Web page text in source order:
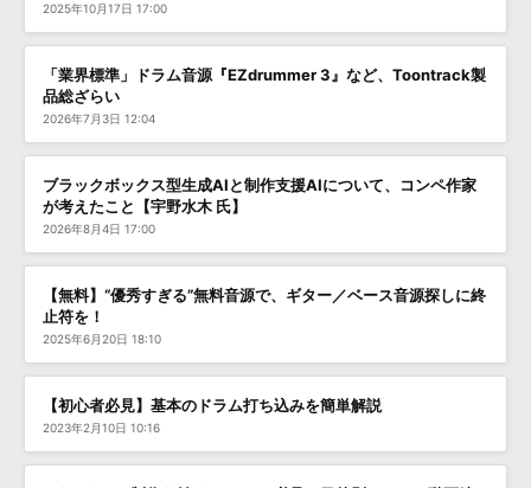
2025年10月17日 17:00
「業界標準」ドラム音源『EZdrummer 3』など、Toontrack製
品総ざらい
2026年7月3日 12:04
ブラックボックス型生成AIと制作支援AIについて、コンペ作家
が考えたこと【宇野水木 氏】
2026年8月4日 17:00
【無料】“優秀すぎる”無料音源で、ギター／ベース音源探しに終
止符を！
2025年6月20日 18:10
【初心者必見】基本のドラム打ち込みを簡単解説
2023年2月10日 10:16